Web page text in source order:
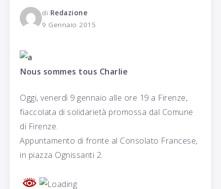
di Redazione
9 Gennaio 2015
Nous sommes tous Charlie
Oggi, venerdì 9 gennaio alle ore 19 a Firenze,
fiaccolata di solidarietà promossa dal Comune
di Firenze.
Appuntamento di fronte al Consolato Francese,
in piazza Ognissanti 2.